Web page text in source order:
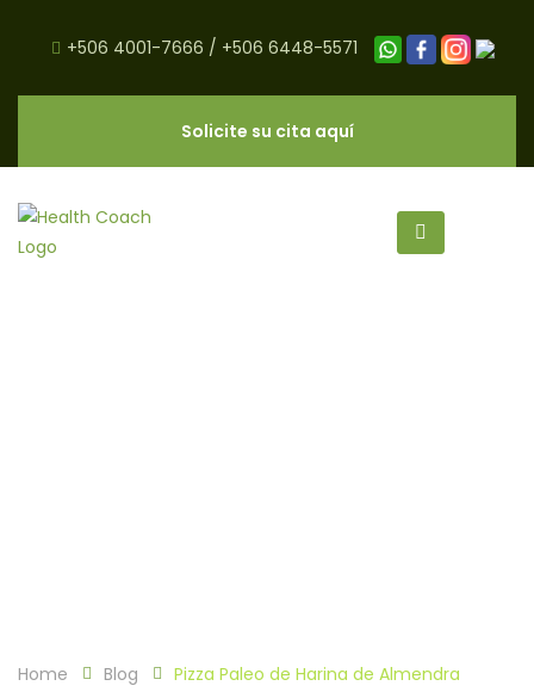
+506 4001-7666 / +506 6448-5571
Solicite su cita aquí
Home Blog Pizza Paleo de Harina de Almendra